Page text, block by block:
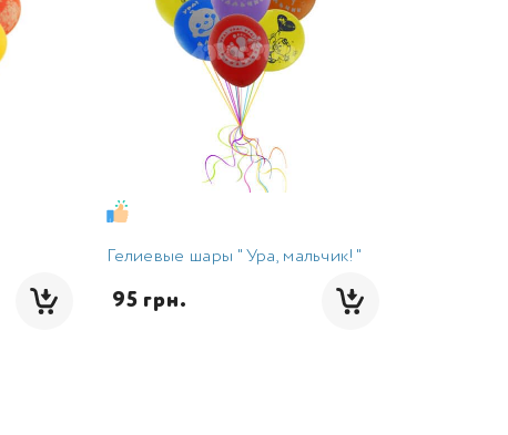
Гелиевые шары "Ура, мальчик!"
95 грн.